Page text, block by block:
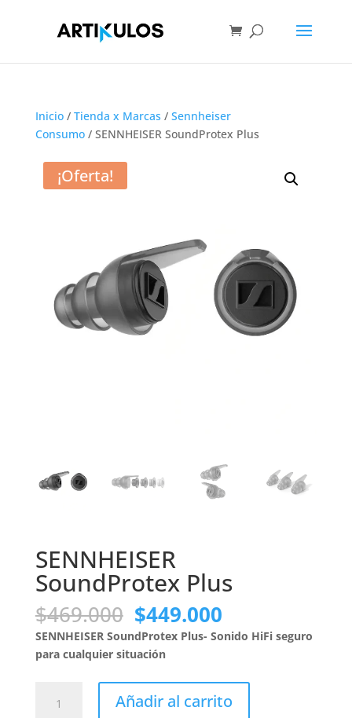
Inicio/ Tienda x Marcas / Sennheiser
Consumo/ SENNHEISER SoundProtex Plus
¡Oferta!
SENNHEISER
SoundProtex Plus
$469.000 El
precio
original
era:
$469.000.
$449.000El
precio
actual
$449.000.
SENNHEISER SoundProtex Plus- Sonido HiFi seguro
para cualquier situación
SoundProtex
Añadir al carrito